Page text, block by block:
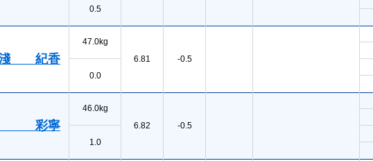
0.5
淺 紀香
47.0kg
6.81
-0.5
0.0
彩寧
46.0kg
6.82
-0.5
1.0